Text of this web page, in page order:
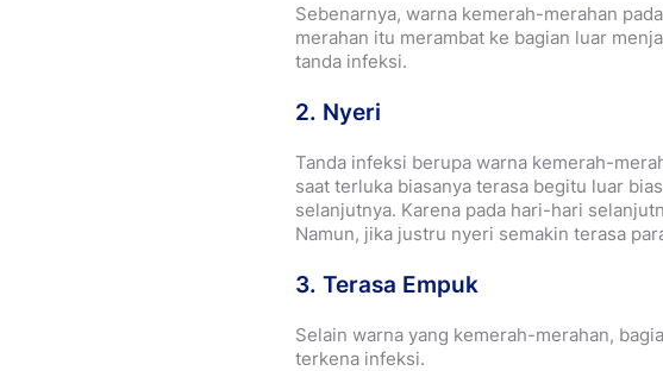
Sebenarnya, warna kemerah-merahan
merahan itu merambat ke bagian luar
tanda infeksi.
2. Nyeri
Tanda infeksi berupa warna kemerah-
saat terluka biasanya terasa begitu luar
selanjutnya. Karena pada hari-hari
Namun, jika justru nyeri semakin terasa
3. Terasa Empuk
Selain warna yang kemerah-merahan,
terkena infeksi.